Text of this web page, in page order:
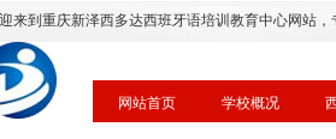
来到重庆新泽西多达西班牙语培训教育中心网站，
网站首页 学校概况